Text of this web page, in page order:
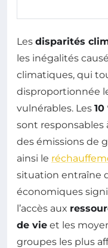
Les disparités
les inégalités
climatiques, qui
disproportionnée
vulnérables. Les 10
sont responsables
des émissions de
ainsi le
situation entraîne
économiques
l’accès aux
de vie et les
groupes les plus